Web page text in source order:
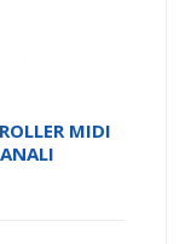
MIDI